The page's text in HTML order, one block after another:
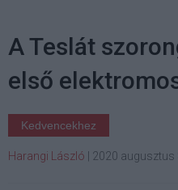
A Teslát
első
Kedvencekhez
Harangi László 2020 augusztus